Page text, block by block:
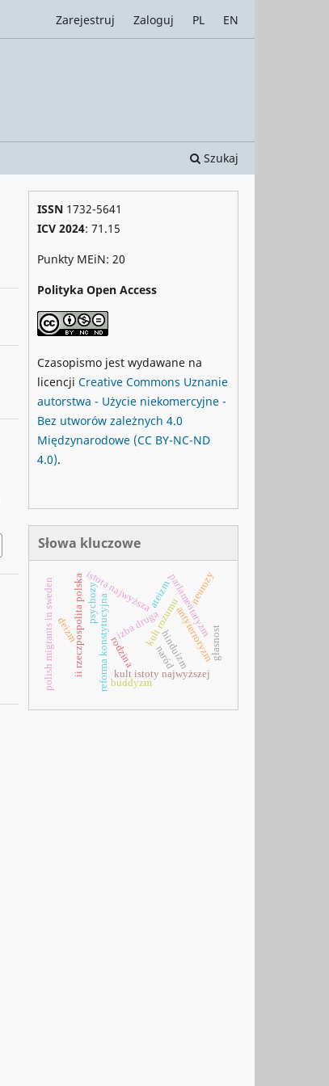
Szukaj
Zarejestruj Zaloguj PL EN
ISSN 1732-5641
ICV 2024: 71.15
Punkty MEiN: 20
Polityka Open Access
Czasopismo jest wydawane na
licencji Creative Commons Uznanie
autorstwa - Użycie niekomercyjne -
Bez utworów zależnych 4.0
Międzynarodowe (CC BY-NC-ND
4.0).
Słowa kluczowe
rodzina
reforma konstytucyjna
istota najwyższa
kult istoty najwyższej
kult rozumu
ii rzeczpospolita polska izba druga parlamentaryzm
hinduizm
buddyzm
antyterroryzm
deizm głasnost
polish migrants in sweden neurozy
psychozy ateizm
naród